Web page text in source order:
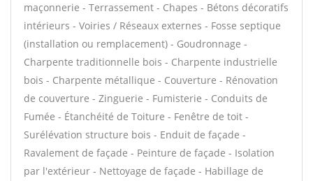
maçonnerie - Terrassement - Chapes - Bétons décoratifs
intérieurs - Voiries / Réseaux externes - Fosse septique
(installation ou remplacement) - Goudronnage -
Charpente traditionnelle bois - Charpente industrielle
bois - Charpente métallique - Couverture - Rénovation
de couverture - Zinguerie - Fumisterie - Conduits de
Fumée - Étanchéité de Toiture - Fenêtre de toit -
Surélévation structure bois - Enduit de façade -
Ravalement de façade - Peinture de façade - Isolation
par l'extérieur - Nettoyage de façade - Habillage de